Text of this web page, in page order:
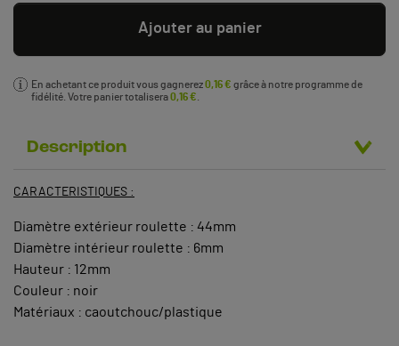
Ajouter au panier
En achetant ce produit vous gagnerez0,16 € grâce à notre programme de
fidélité. Votre panier totalisera0,16 €
Description
CARACTERISTIQUES :
Diamètre extérieur roulette : 44mm
Diamètre intérieur roulette : 6mm
Hauteur : 12mm
Couleur : noir
Matériaux : caoutchouc/plastique